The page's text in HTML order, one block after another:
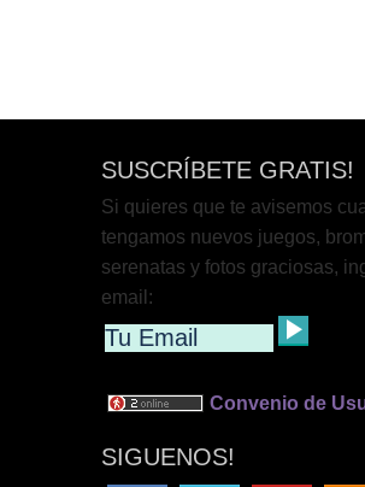
SUSCRÍBETE GRATIS!
Si quieres que te avisemos
tengamos nuevos juegos,
serenatas y fotos graciosas,
email:
Convenio de
SIGUENOS!